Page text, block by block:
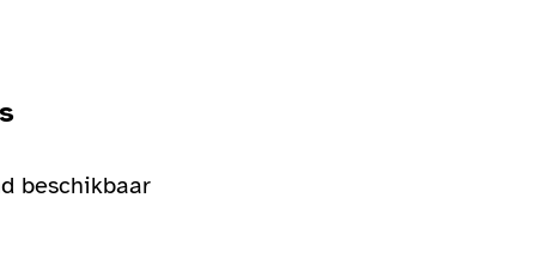
beschikbaar